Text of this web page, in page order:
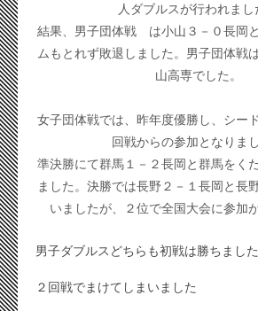
人ダブルスが行われまし
結果、男子団体戦 は小山３－０長岡
ムもとれず敗退しました。 男子団体戦
山高専でした。
女子団体戦では、昨年度優勝し、 シー
回戦からの参加となりまし
準決勝にて群馬１－２長岡と群馬をく
ました。 決勝では長野２－１長岡と長
いましたが、
２位で全国大会に参加
男子ダブルス どちらも初戦は勝ちまし
２回戦でまけてしまいました